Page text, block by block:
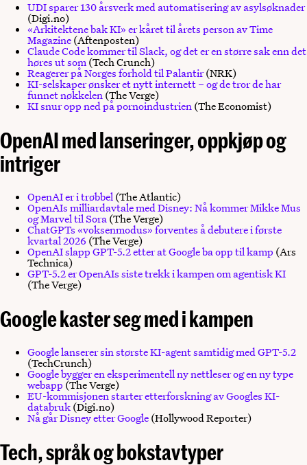
UDI sparer 130 årsverk med automatisering av asylsøknader
(Digi.no)
«Arkitektene bak KI» er kåret til årets person av Time
Magazine(Aftenposten)
Claude Code kommer til Slack, og det er en større sak enn det
høres ut som(Tech Crunch)
Reagerer på Norges forhold til Palantir(NRK)
KI-selskaper ønsker et nytt internett – og de tror de har
funnet nøkkelen(The Verge)
KI snur opp ned på pornoindustrien(The Economist)
OpenAI med lanseringer, oppkjøp og
intriger
OpenAI er i trøbbel(The Atlantic)
OpenAIs milliardavtale med Disney: Nå kommer Mikke Mus
og Marvel til Sora(The Verge)
ChatGPTs «voksenmodus» forventes å debutere i første
kvartal 2026 (The Verge)
OpenAI slapp GPT-5.2 etter at Google ba opp til kamp (Ars
Technica)
GPT-5.2 er OpenAIs siste trekk i kampen om agentisk KI
(The Verge)
Google kaster seg med i kampen
Google lanserer sin største KI-agent samtidig med GPT-5.2
(TechCrunch)
Google bygger en eksperimentell ny nettleser og en ny type
webapp (The Verge)
EU-kommisjonen starter etterforskning av Googles KI-
databruk(Digi.no)
Nå går Disney etter Google(Hollywood Reporter)
Tech, språk og bokstavtyper